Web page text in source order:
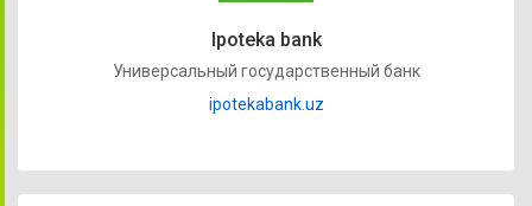
Ipoteka bank
Универсальный государственный банк
ipotekabank.uz